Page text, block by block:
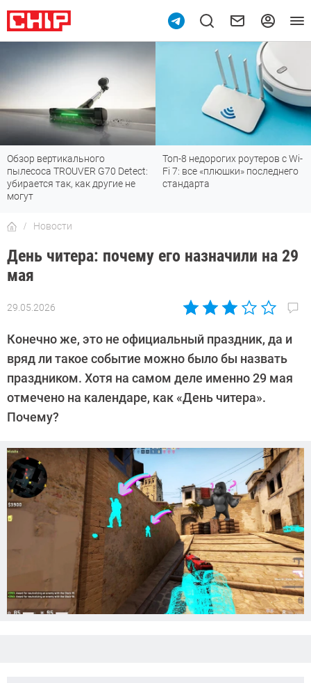
Обзор вертикального
пылесоса TROUVER G70 Detect:
убирается так, как другие не
могут
Топ-8 недорогих роутеров с Wi-
Fi 7: все «плюшки» последнего
стандарта
Новости
День читера: почему его назначили на 29
мая
29.05.2026
Автор:
Забубенин
Конечно же, это не официальный праздник, да и
вряд ли такое событие можно было бы назвать
праздником. Хотя на самом деле именно 29 мая
отмечено на календаре, как «День читера».
Почему?